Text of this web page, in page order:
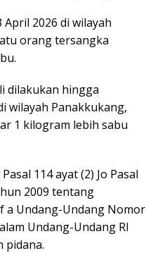
2026 di wilayah
orang tersangka
dilakukan hingga
wilayah Panakkukang,
1 kilogram lebih sabu
114 ayat (2) Jo Pasal
2009 tentang
a Undang-Undang Nomor
Undang-Undang RI
pidana.